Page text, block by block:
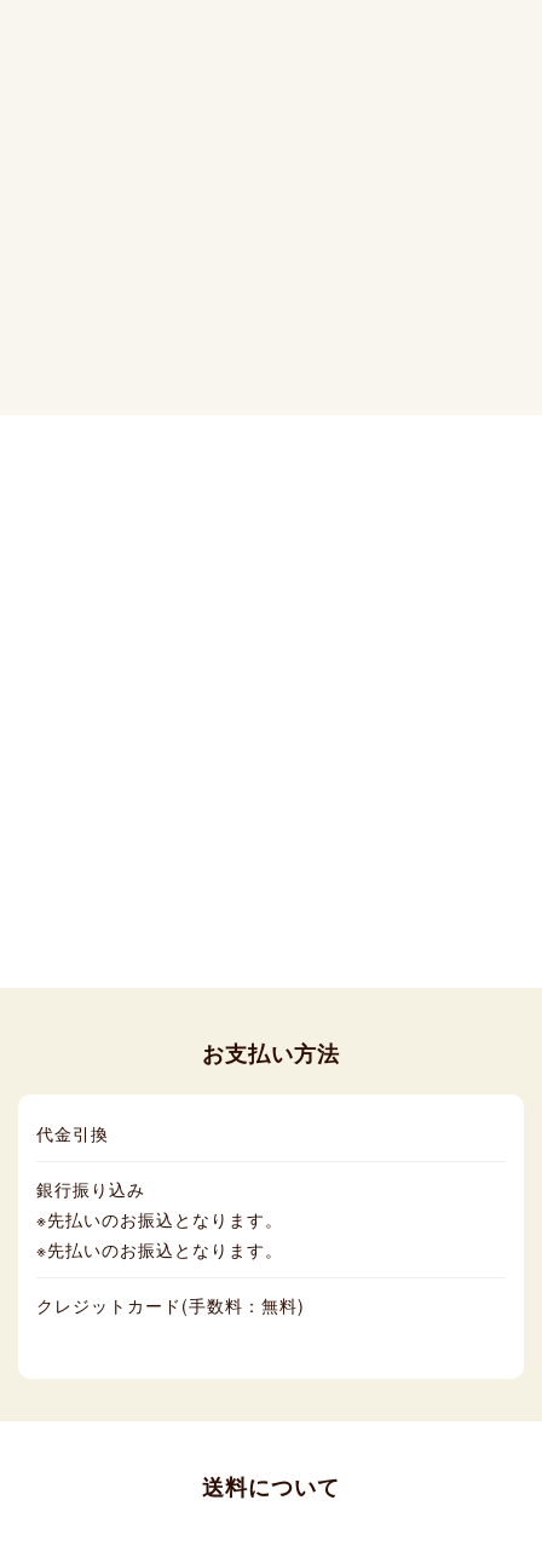
お支払い方法
代金引換
銀行振り込み
※先払いのお振込となります。
※先払いのお振込となります。
クレジットカード(手数料：無料)
送料について